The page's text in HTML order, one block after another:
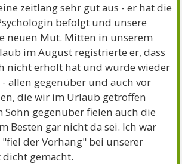
zeitlang sehr gut aus - er hat die
befolgt und unsere
neuen Mut. Mitten in unserem
im August registrierte er, dass
nicht erholt hat und wurde wieder
allen gegenüber und auch vor
die wir im Urlaub getroffen
Sohn gegenüber fielen auch die
Besten gar nicht da sei. Ich war
der Vorhang" bei unserer
dicht gemacht.